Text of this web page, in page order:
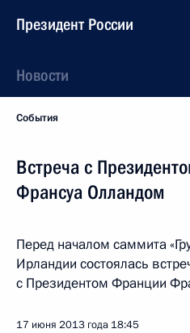
Президент России
Новости
События
Встреча с
Франсуа Олландом
Перед началом саммита
Ирландии состоялась
с Президентом Франции
17 июня 2013 года 18:45